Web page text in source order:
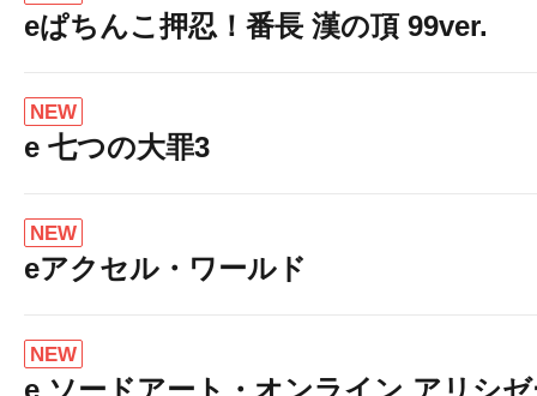
eぱちんこ押忍！番長 漢の頂 99ver.
NEW
e 七つの大罪3
NEW
eアクセル・ワールド
NEW
e ソードアート・オンライン アリシ